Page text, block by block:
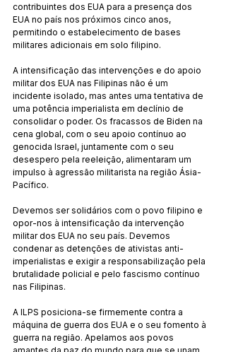
contribuintes dos EUA para a presença dos
EUA no país nos próximos cinco anos,
permitindo o estabelecimento de bases
militares adicionais em solo filipino.
A intensificação das intervenções e do apoio
militar dos EUA nas Filipinas não é um
incidente isolado, mas antes uma tentativa de
uma potência imperialista em declínio de
consolidar o poder. Os fracassos de Biden na
cena global, com o seu apoio contínuo ao
genocida Israel, juntamente com o seu
desespero pela reeleição, alimentaram um
impulso à agressão militarista na região Ásia-
Pacífico.
Devemos ser solidários com o povo filipino e
opor-nos à intensificação da intervenção
militar dos EUA no seu país. Devemos
condenar as detenções de ativistas anti-
imperialistas e exigir a responsabilização pela
brutalidade policial e pelo fascismo contínuo
nas Filipinas.
A ILPS posiciona-se firmemente contra a
máquina de guerra dos EUA e o seu fomento à
guerra na região. Apelamos aos povos